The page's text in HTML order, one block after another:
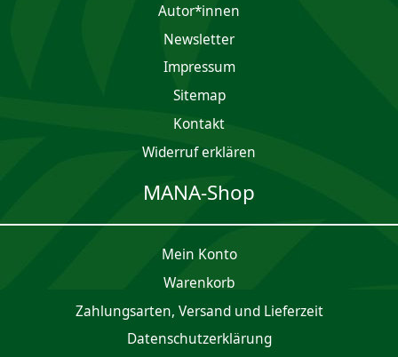
Autor*innen
Newsletter
Impres­sum
Sitemap
Kontakt
Widerruf erklären
MANA-Shop
Mein Konto
Waren­korb
Zahlungsarten, Versand und Lieferzeit
Daten­schutz­er­klärung